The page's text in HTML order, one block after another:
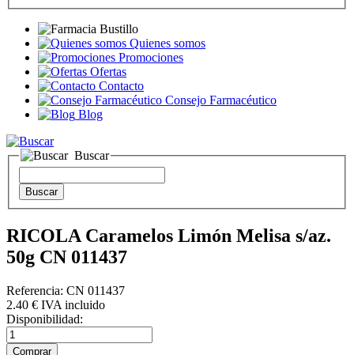
Quienes somos
Promociones
Ofertas
Contacto
Consejo Farmacéutico
Blog
Buscar
RICOLA Caramelos Limón Melisa s/az.
50g CN 011437
Referencia: CN 011437
2.40 € IVA incluido
Disponibilidad: